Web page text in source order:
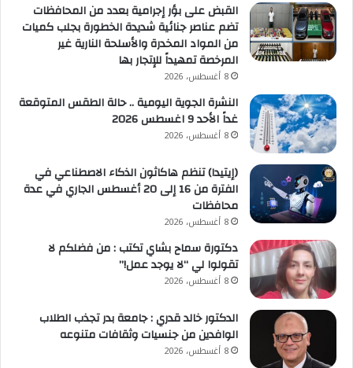
القبض على بؤر إجرامية بعدد من المحافظات
تضم عناصر جنائية شديدة الخطورة بجلب كميات
من المواد المخدرة والأسلحة النارية غير
المرخصة تمهيداً للإتجار بها
8 أغسطس، 2026
النشرة الجوية اليومية .. حالة الطقس المتوقعة
غداً الأحد 9 اغسطس 2026
8 أغسطس، 2026
(إيتيدا) تنظم هاكاثون الذكاء الاصطناعي في
الفترة من 16 إلى 20 أغسطس الجاري في عدة
محافظات
8 أغسطس، 2026
دكتورة سماح بشاي تكتب : من فضلكم لا
تقولوا لي “لا يوجد عمل!”
8 أغسطس، 2026
الدكتور خالد قدري : جامعة بدر تجذب الطلاب
الوافدين من جنسيات وثقافات متنوعه
8 أغسطس، 2026